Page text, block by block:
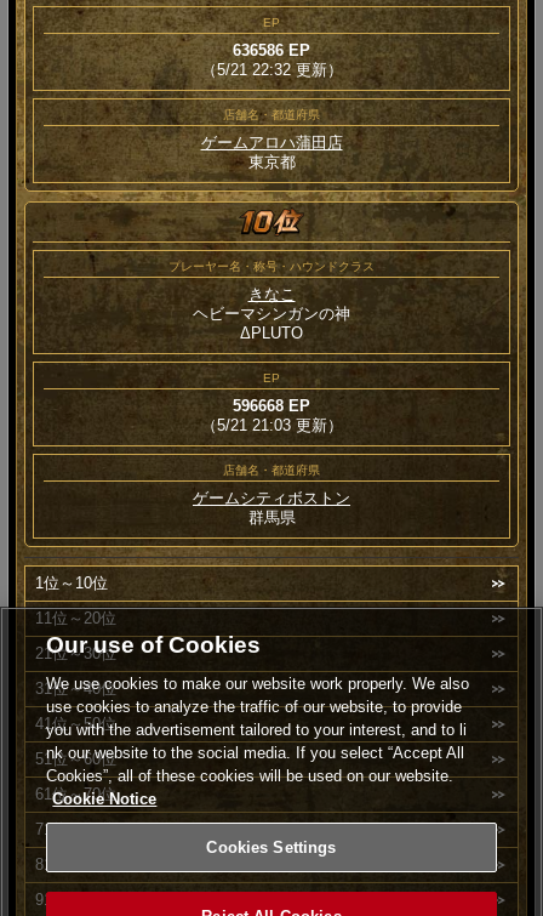
EP
636586 EP
（5/21 22:32 更新）
店舗名・都道府県
ゲームアロハ蒲田店
東京都
プレーヤー名・称号・ハウンドクラス
きなこ
ヘビーマシンガンの神
ΔPLUTO
EP
596668 EP
（5/21 21:03 更新）
店舗名・都道府県
ゲームシティボストン
群馬県
1位～10位
11位～20位
21位～30位
31位～40位
41位～50位
51位～60位
61位～70位
71位～80位
81位～90位
91位～100位
Our use of Cookies
We use cookies to make our website work properly. We also
use cookies to analyze the traffic of our website, to provide
you with the advertisement tailored to your interest, and to li
nk our website to the social media. If you select “Accept All
Cookies”, all of these cookies will be used on our website.
Cookie Notice
Cookies Settings